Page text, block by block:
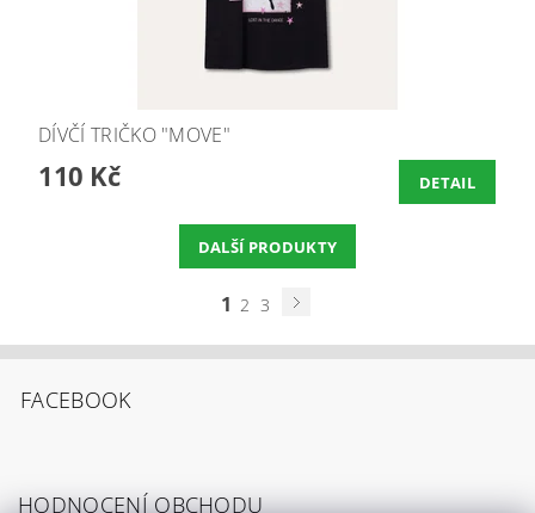
DÍVČÍ TRIČKO "MOVE"
110 Kč DETAIL
DALŠÍ PRODUKTY
1 2 3
FACEBOOK
HODNOCENÍ OBCHODU